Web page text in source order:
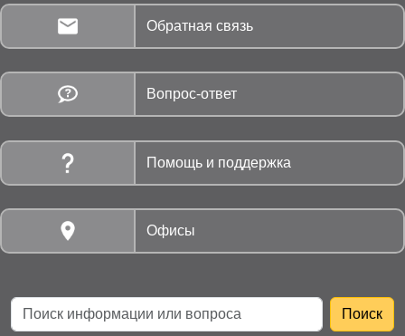
Обратная связь
Вопрос-ответ
Помощь и поддержка
Офисы